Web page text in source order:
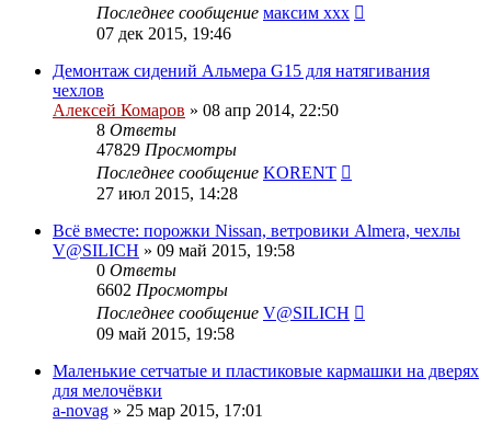
Последнее сообщение максим ххх
07 дек 2015, 19:46
Демонтаж сидений Альмера G15 для натягивания
чехлов
Алексей Комаров » 08 апр 2014, 22:50
8 Ответы
47829 Просмотры
Последнее сообщение KORENT
27 июл 2015, 14:28
Всё вместе: порожки Nissan, ветровики Almera, чехлы
V@SILICH » 09 май 2015, 19:58
0 Ответы
6602 Просмотры
Последнее сообщение V@SILICH
09 май 2015, 19:58
Маленькие сетчатые и пластиковые кармашки на дверях
для мелочёвки
a-novag » 25 мар 2015, 17:01